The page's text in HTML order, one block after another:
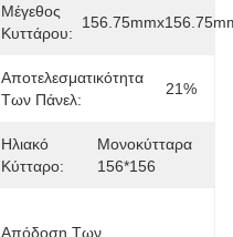
Μέγεθος
Κυττάρου:
Αποτελεσματικότητα
Των Πάνελ:
21%
Ηλιακό
Κύτταρο:
Μονοκύτταρα
156*156
Απόδοση Των